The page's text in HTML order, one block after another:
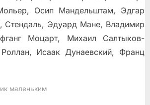
Осип Мандельштам, Эдгар
Стендаль, Эдуард Мане, Владимир
Моцарт, Михаил Салтыков-
Исаак Дунаевский, Франц
маленьким